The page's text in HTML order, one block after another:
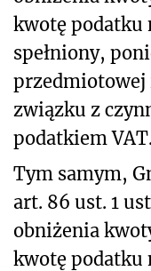
kwotę podatku
spełniony,
przedmiotowej
związku z
podatkiem VAT.
Tym samym,
art. 86 ust. 1
obniżenia
kwotę podatku